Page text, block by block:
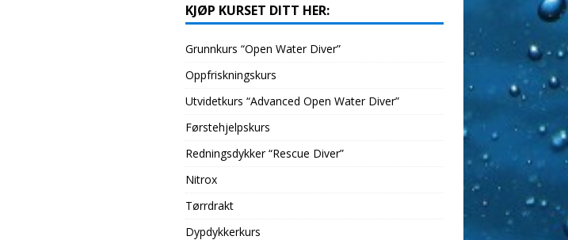
KJØP KURSET DITT HER:
Grunnkurs “Open Water Diver”
Oppfriskningskurs
Utvidetkurs “Advanced Open Water Diver”
Førstehjelpskurs
Redningsdykker “Rescue Diver”
Nitrox
Tørrdrakt
Dypdykkerkurs